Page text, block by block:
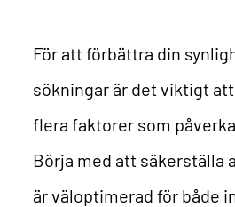
För att förbättra din
sökningar är det viktigt
flera faktorer som
Börja med att säkerställa
är väloptimerad för både